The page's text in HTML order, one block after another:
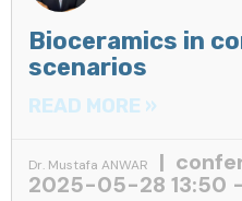
Bioceramics in
scenarios
READ MORE »
Dr. Mustafa ANWAR
2025-05-28 13:50